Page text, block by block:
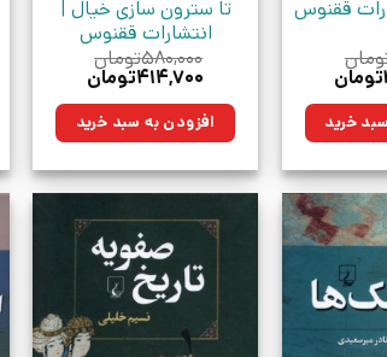
ققنوس
تومانقیمت
۳۰۰,۳۰۰تومان.خرید
تا سترون سازی خیال |
انتشارات ققنوس
۵۸۰,۰۰۰تومان
قیمت
۵۸۰,۰۰۰تومان
بود.
۴۱۴,۷۰۰تومانقیمت
۴۱۴,۷۰۰تومان.افزودن به سبد خرید